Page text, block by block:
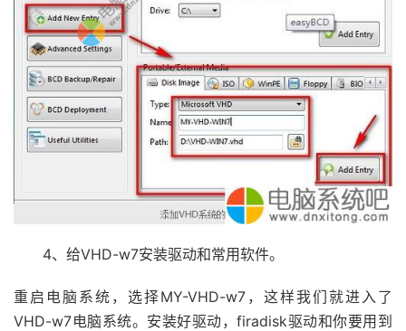
4、给VHD-w7安装驱动和常用软件。
重启电脑系统，选择MY-VHD-w7，这样我们就进入了
VHD-w7电脑系统。安装好驱动，firadisk驱动和你要用到